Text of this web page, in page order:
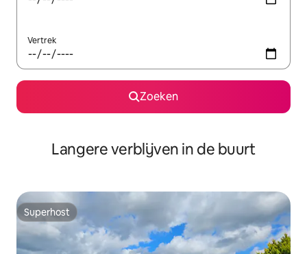
Vertrek
Zoeken
Langere verblijven in de buurt
Superhost
Superhost